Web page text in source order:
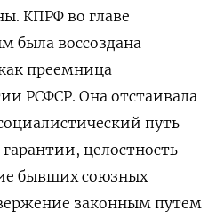
КПРФ во главе
была воссоздана
преемница
РСФСР. Она отстаивала
путь
целостность
бывших союзных
законным путем